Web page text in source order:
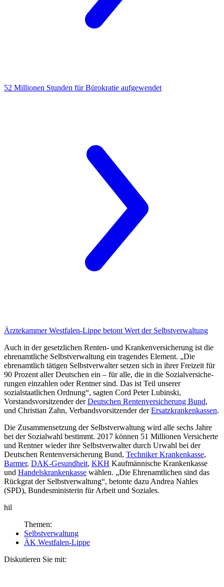
52 Millionen Stunden für Bürokratie aufgewendet
Ärztekammer Westfalen-Lippe betont Wert der Selbstverwaltung
Auch in der gesetzlichen Renten- und Krankenversicherung ist die
ehrenamtliche Selbst­verwaltung ein tragendes Element. „Die
ehrenamtlich tätigen Selbstverwalter setzen sich in ihrer Freizeit für
90 Prozent aller Deutschen ein – für alle, die in die Sozialversiche­
run­gen einzahlen oder Rentner sind. Das ist Teil unserer
sozialstaatlichen Ordnung“, sagten Cord Peter Lubinski,
Vorstandsvorsitzender derDeutschen Rentenversicherung Bund,
und Christian Zahn, Verbandsvorsitzender derErsatzkrankenkassen.
Die Zusammensetzung der Selbstverwaltung wird alle sechs Jahre
bei der Sozialwahl be­stimmt. 2017 können 51 Millionen Versicherte
und Rentner wieder ihre Selbst­ver­walter durch Urwahl bei der
Deutschen Rentenversicherung Bund, Techniker Kranken­kasse,
Barmer, DAK-Gesundheit, KKH Kaufmännische Krankenkasse
und Handelskran­ken­kasse wählen. „Die Ehrenamtlichen sind das
Rückgrat der Selbstverwaltung“, betonte dazu Andrea Nahles
(SPD), Bundesministerin für Arbeit und Soziales.
hil
Themen:
Selbstverwaltung
ÄK Westfalen-Lippe
Diskutieren Sie mit: